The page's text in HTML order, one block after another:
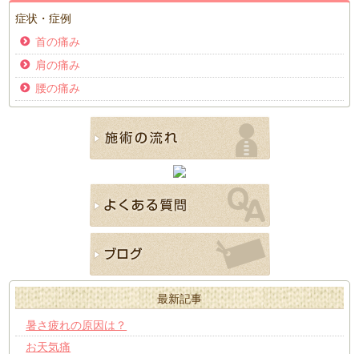
症状・症例
首の痛み
肩の痛み
腰の痛み
最新記事
暑さ疲れの原因は？
お天気痛